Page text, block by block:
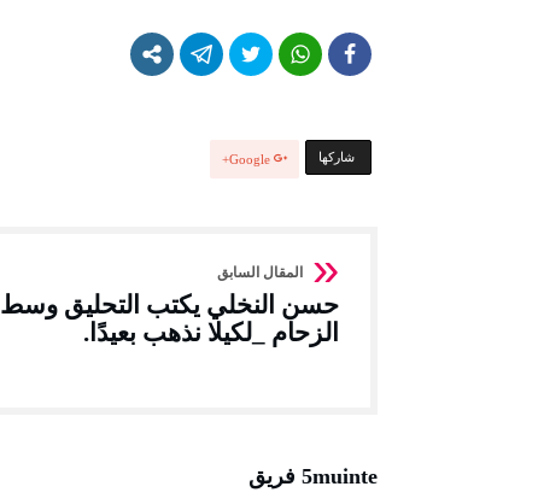
‫‫ شاركها‬ Google+
حسن النخلي يكتب التحليق وسط
الزحام _لكيلا نذهب بعيدًا.
5muinte فريق